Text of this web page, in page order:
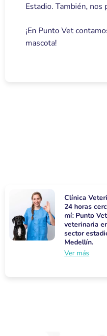
Estadio. También,
¡En Punto Vet
mascota!
Clínica
24 horas
mí: Punto
veterinaria
sector
Medellín.
Ver más